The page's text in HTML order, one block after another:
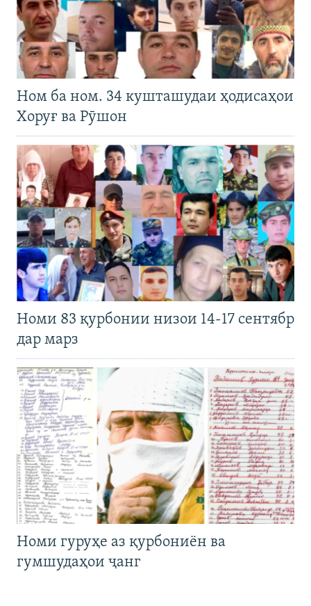
Ном ба ном. 34 кушташудаи ҳодисаҳои
Хоруғ ва Рӯшон
Номи 83 қурбонии низои 14-17 сентябр
дар марз
Номи гуруҳе аз қурбониён ва
гумшудаҳои ҷанг